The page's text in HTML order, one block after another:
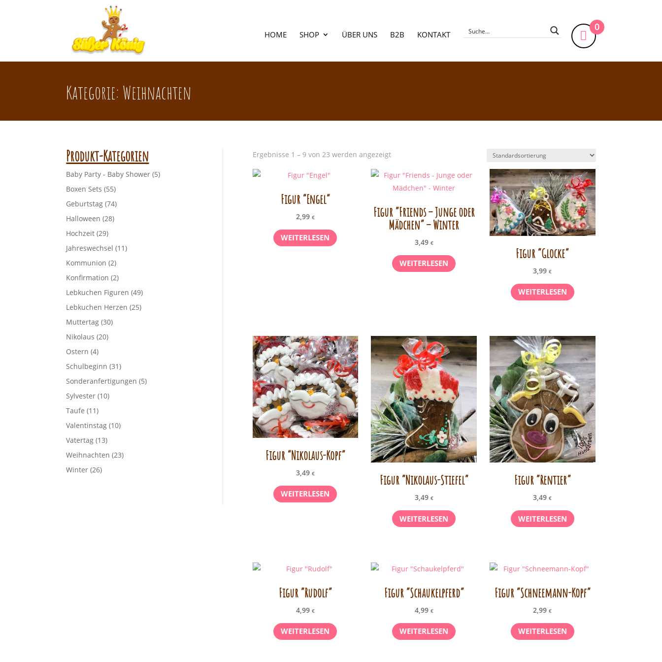
HOME SHOP ÜBER UNS B2B KONTAKT
0
Kategorie: Weihnachten
Produkt-Kategorien
Baby Party - Baby Shower (5)
Boxen Sets (55)
Geburtstag (74)
Halloween (28)
Hochzeit (29)
Jahreswechsel (11)
Kommunion (2)
Konfirmation (2)
Lebkuchen Figuren (49)
Lebkuchen Herzen (25)
Muttertag (30)
Nikolaus (20)
Ostern (4)
Schulbeginn (31)
Sonderanfertigungen (5)
Sylvester (10)
Taufe (11)
Valentinstag (10)
Vatertag (13)
Weihnachten (23)
Winter (26)
Ergebnisse 1 – 9 von 23 werden angezeigt
Figur “Engel”
2,99 €
WEITERLESEN
Figur “Friends – Junge oder
Mädchen” – Winter
3,49 €
WEITERLESEN
Figur “Glocke”
3,99€
WEITERLESEN
Figur “Nikolaus-Kopf”
3,49 €
WEITERLESEN
Figur “Nikolaus-Stiefel”
3,49 €
WEITERLESEN
Figur “Rentier”
3,49€
WEITERLESEN
Figur “Rudolf”
4,99 €
WEITERLESEN
Figur “Schaukelpferd”
4,99 €
WEITERLESEN
Figur “Schneemann-Kopf”
2,99€
WEITERLESEN